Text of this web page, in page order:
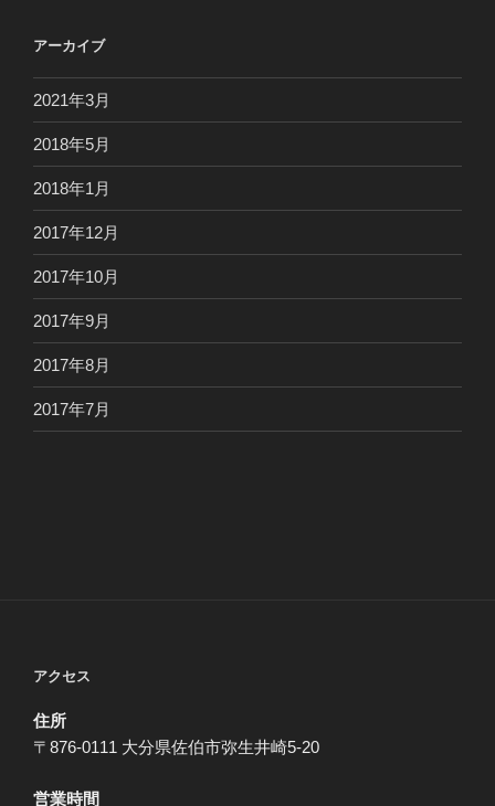
アーカイブ
2021年3月
2018年5月
2018年1月
2017年12月
2017年10月
2017年9月
2017年8月
2017年7月
アクセス
住所
〒876-0111 大分県佐伯市弥生井崎5-20
営業時間